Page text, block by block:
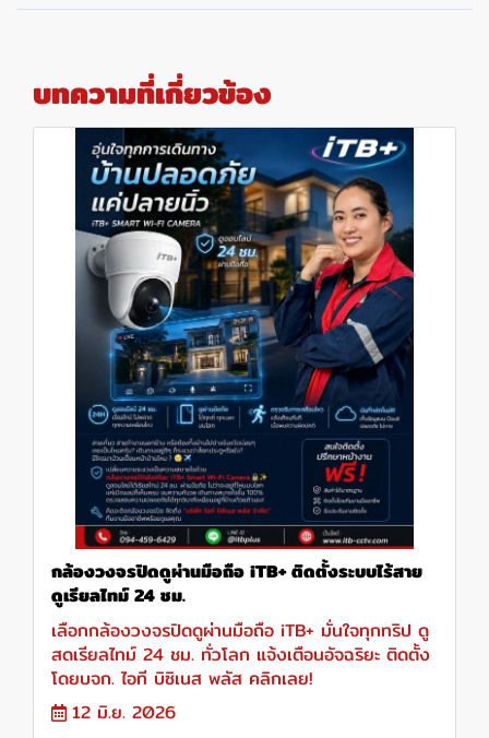
บทความที่เกี่ยวข้อง
กล้องวงจรปิดดูผ่านมือถือ iTB+ ติดตั้งระบบไร้สาย
ดูเรียลไทม์ 24 ชม.
เลือกกล้องวงจรปิดดูผ่านมือถือ iTB+ มั่นใจทุกทริป ดู
สดเรียลไทม์ 24 ชม. ทั่วโลก แจ้งเตือนอัจฉริยะ ติดตั้ง
โดยบจก. ไอที บิซิเนส พลัส คลิกเลย!
12 มิ.ย. 2026